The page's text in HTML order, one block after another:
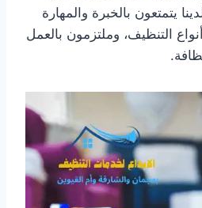
يتمتعون بالخبرة والمهارة
التنظيف، وملتزمون بالعمل